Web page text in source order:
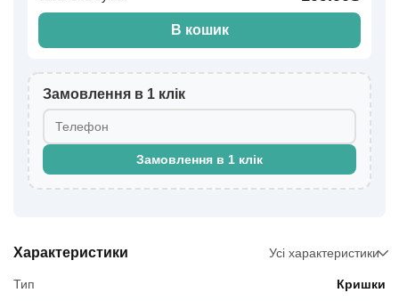
В кошик
Замовлення в 1 клік
Замовлення в 1 клік
Характеристики Усі характеристики
Тип Кришки